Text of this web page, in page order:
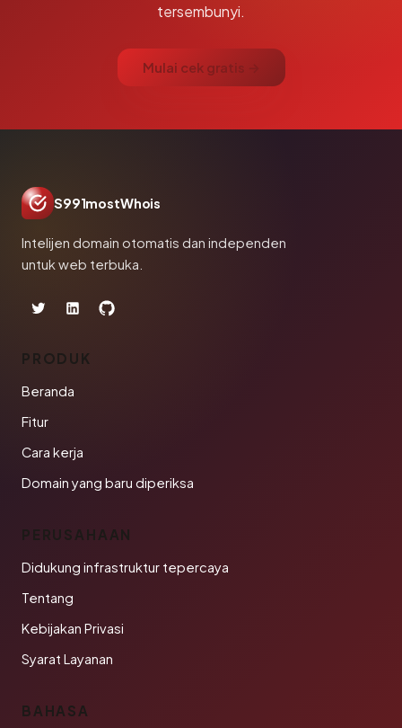
tersembunyi.
Mulai cek gratis →
S991mostWhois
Intelijen domain otomatis dan independen
untuk web terbuka.
PRODUK
Beranda
Fitur
Cara kerja
Domain yang baru diperiksa
PERUSAHAAN
Didukung infrastruktur tepercaya
Tentang
Kebijakan Privasi
Syarat Layanan
BAHASA